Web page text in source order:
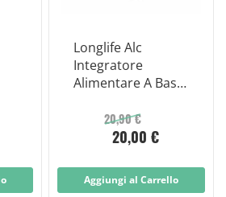
Longlife Alc
Integratore
Alimentare A Base
60 Capsule
20,90 €
20,00 €
Aggiungi al Carrello